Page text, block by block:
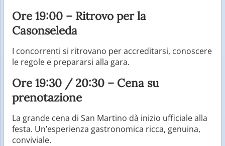
Ore 19:00 – Ritrovo per la
Casonseleda
I concorrenti si ritrovano per accreditarsi, conoscere
le regole e prepararsi alla gara.
Ore 19:30 / 20:30 – Cena su
prenotazione
La grande cena di San Martino dà inizio ufficiale alla
festa. Un’esperienza gastronomica ricca, genuina,
conviviale.